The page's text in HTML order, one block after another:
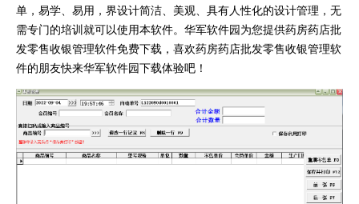
单，易学、易用，界设计简洁、美观、具有人性化的设计管理，无
需专门的培训就可以使用本软件。华军软件园为您提供药房药店批
发零售收银管理软件免费下载，喜欢药房药店批发零售收银管理软
件的朋友快来华军软件园下载体验吧！